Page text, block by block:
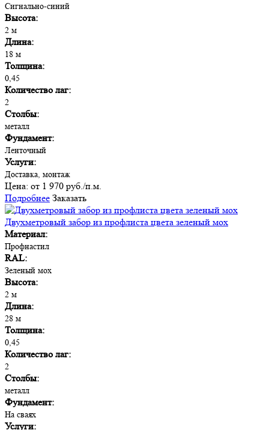
Сигнально-синий
Высота:
2 м
Длина:
18 м
Толщина:
0,45
Количество лаг:
2
Столбы:
металл
Фундамент:
Ленточный
Услуги:
Доставка, монтаж
Цена: от 1 970 руб./п.м.
Подробнее Заказать
Двухметровый забор из профлиста цвета зеленый мох
Материал:
Профнастил
RAL:
Зеленый мох
Высота:
2 м
Длина:
28 м
Толщина:
0,45
Количество лаг:
2
Столбы:
металл
Фундамент:
На сваях
Услуги: